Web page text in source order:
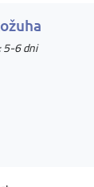
5-6 dni